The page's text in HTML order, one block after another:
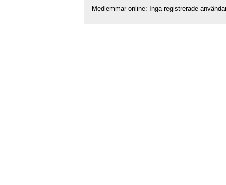
Medlemmar online: Inga registrerade